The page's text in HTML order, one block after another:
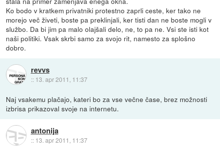
Ko bodo v kratkem privatniki protestno zaprli ceste, ker tako ne
morejo več živeti, boste pa preklinjali, ker tisti dan ne boste mogli v
službo. Da bi jim pa malo olajšali delo, ne, to pa ne. Vsi ste isti kot
naši politiki. Vsak skrbi samo za svojo rit, namesto za splošno
dobro.
revvs
:: 13. apr 2011, 11:37
Naj vsakemu plačajo, kateri bo za vse večne čase, brez možnosti
izbrisa prikazoval svoje na internetu.
antonija
:: 13. apr 2011, 11:37